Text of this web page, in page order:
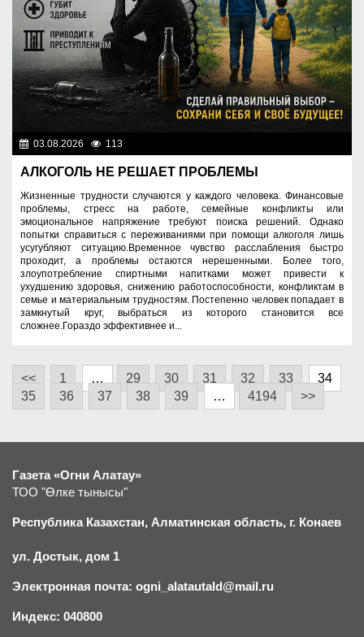
03.08.2026 113
АЛКОГОЛЬ НЕ РЕШАЕТ ПРОБЛЕМЫ
Жизненные трудности случаются у каждого человека. Финансовые
проблемы, стресс на работе, семейные конфликты или
эмоциональное напряжение требуют поиска решений. Однако
попытки справиться с переживаниями при помощи алкоголя лишь
усугубляют ситуацию.Временное чувство расслабления быстро
проходит, а проблемы остаются нерешенными. Более того,
злоупотребление спиртными напитками может привести к
ухудшению здоровья, снижению работоспособности, конфликтам в
семье и материальным трудностям. Постепенно человек попадает в
замкнутый круг, выбраться из которого становится все
сложнее.Гораздо эффективнее и...
<< 1 … 29 30 31 32 33
34
35
36 37 38 39 … 4194 >>
Газета «Огни Алатау»
ТОО "Өлке тынысы"
Республика Казахстан, Алматинская область, г. Конаев
ул. Достык, дом 1
Электронная почта: ogni_alatautald@mail.ru
Индекс: 040800